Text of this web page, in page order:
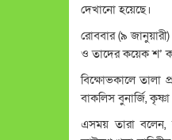
দেখানো হয়েছে।
রোববার (৯ জানুয়ারী)
ও তাদের কয়েক শ’
বিক্ষোভকালে তালা
বাকলিস বুনার্জি,
এসময় তারা বলেন,